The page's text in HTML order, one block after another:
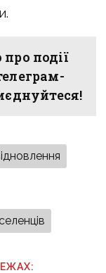
події